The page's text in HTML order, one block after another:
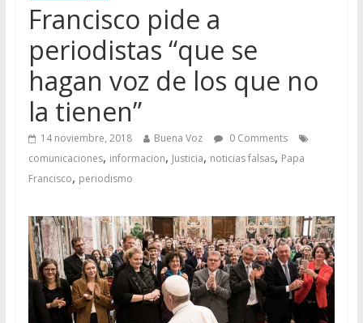
Francisco pide a
periodistas “que se
hagan voz de los que no
la tienen”
14 noviembre, 2018 Buena Voz
0 Comments
comunicaciones, informacion, Justicia, noticias falsas, Papa
Francisco, periodismo